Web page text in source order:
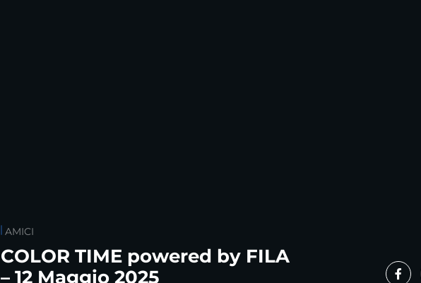
AMICI
COLOR TIME powered by FILA
– 12 Maggio 2025